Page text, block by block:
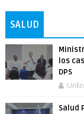
SALUD
los
DPS
Salud